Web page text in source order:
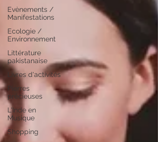
Evènements /
Manifestations
Ecologie /
Environnement
Littérature
pakistanaise
Livres d'activités
Pierres
précieuses
L'Inde en
Musique
Shopping